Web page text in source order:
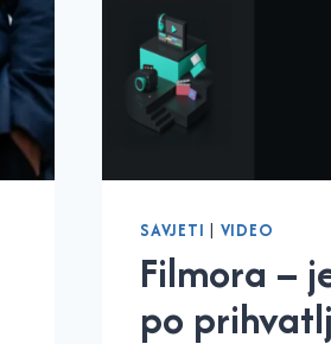
SAVJETI | VIDEO
Filmora –
po